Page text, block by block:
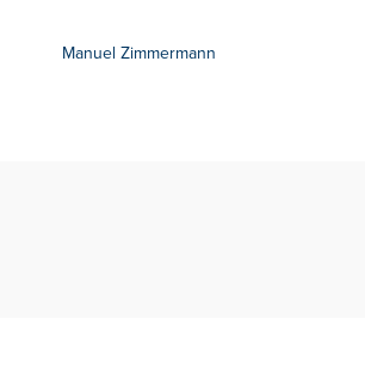
Manuel Zimmermann